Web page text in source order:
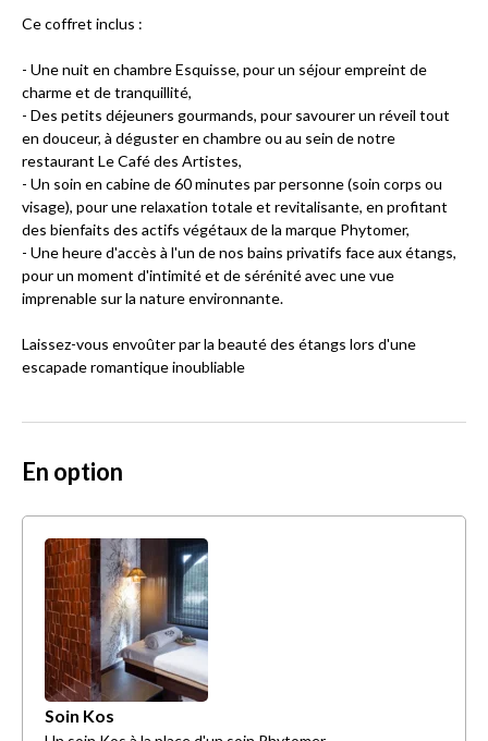
Ce coffret inclus :
- Une nuit en chambre Esquisse, pour un séjour empreint de
charme et de tranquillité,
- Des petits déjeuners gourmands, pour savourer un réveil tout
en douceur, à déguster en chambre ou au sein de notre
restaurant Le Café des Artistes,
- Un soin en cabine de 60 minutes par personne (soin corps ou
visage), pour une relaxation totale et revitalisante, en profitant
des bienfaits des actifs végétaux de la marque Phytomer,
- Une heure d'accès à l'un de nos bains privatifs face aux étangs,
pour un moment d'intimité et de sérénité avec une vue
imprenable sur la nature environnante.
Laissez-vous envoûter par la beauté des étangs lors d'une
escapade romantique inoubliable
En option
Soin Kos